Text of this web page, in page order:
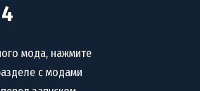
мода, нажмите
с модами